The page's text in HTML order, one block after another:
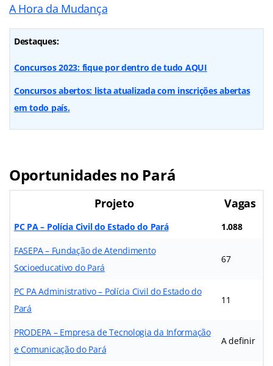
A Hora da Mudança
Destaques:
Concursos 2023: fique por dentro de tudo AQUI
Concursos abertos: lista atualizada com inscrições abertas
em todo país.
Oportunidades no Pará
Projeto Vagas
PC PA – Polícia Civil do Estado do Pará 1.088
FASEPA – Fundação de Atendimento
Socioeducativo do Pará
67
PC PA Administrativo – Polícia Civil do Estado do
Pará
11
PRODEPA – Empresa de Tecnologia da Informação
e Comunicação do Pará
A definir